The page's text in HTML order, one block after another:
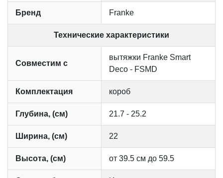
Бренд Franke
Технические характеристики
Совместим с
вытяжки Franke Smart
Deco - FSMD
Комплектация короб
Глубина, (см) 21.7 - 25.2
Ширина, (см) 22
Высота, (см) от 39.5 см до 59.5